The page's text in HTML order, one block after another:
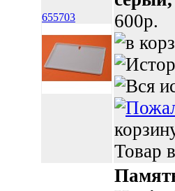
655703
600p.
Товар